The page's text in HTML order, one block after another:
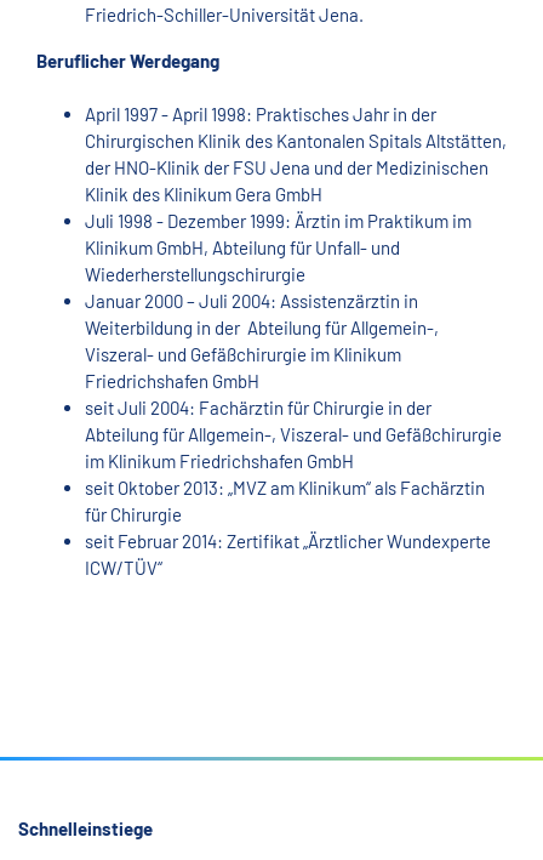
Friedrich-Schiller-Universität Jena.
Beruflicher Werdegang
April 1997 - April 1998: Praktisches Jahr in der
Chirurgischen Klinik des Kantonalen Spitals Altstätten,
der HNO-Klinik der FSU Jena und der Medizinischen
Klinik des Klinikum Gera GmbH
Juli 1998 - Dezember 1999: Ärztin im Praktikum im
Klinikum GmbH, Abteilung für Unfall- und
Wiederherstellungschirurgie
Januar 2000 – Juli 2004: Assistenzärztin in
Weiterbildung in der Abteilung für Allgemein-,
Viszeral- und Gefäßchirurgie im Klinikum
Friedrichshafen GmbH
seit Juli 2004: Fachärztin für Chirurgie in der
Abteilung für Allgemein-, Viszeral- und Gefäßchirurgie
im Klinikum Friedrichshafen GmbH
seit Oktober 2013: „MVZ am Klinikum“ als Fachärztin
für Chirurgie
seit Februar 2014: Zertifikat „Ärztlicher Wundexperte
ICW/TÜV“
Schnelleinstiege